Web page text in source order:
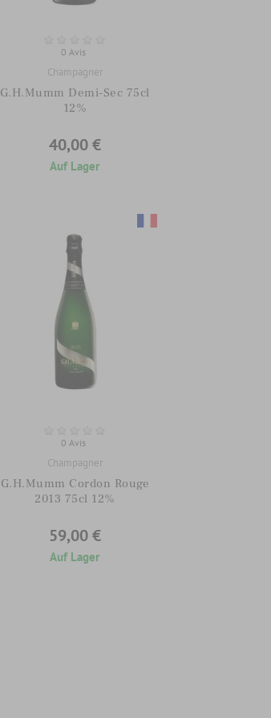
0 Avis
Champagner
G.H.Mumm Demi-Sec 75cl
12%
40,00 €
Auf Lager
0 Avis
Champagner
G.H.Mumm Cordon Rouge
2013 75cl 12%
59,00 €
Auf Lager